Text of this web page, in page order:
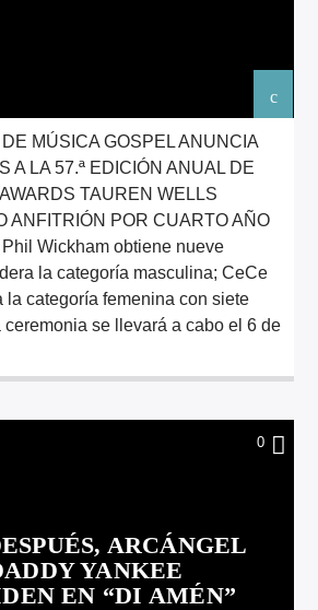
MÚSICA GOSPEL ANUNCIA
A LA 57.ª EDICIÓN ANUAL DE
TAUREN WELLS
ANFITRIÓN POR CUARTO AÑO
Wickham obtiene nueve
la categoría masculina; CeCe
la categoría femenina con siete
se llevará a cabo el 6 de
0
ARCÁNGEL
YANKEE
EN “DI AMÉN”